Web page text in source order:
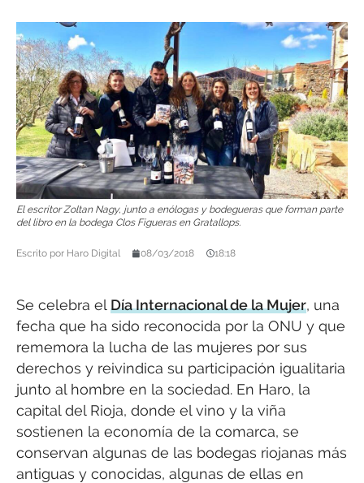
El escritor Zoltan Nagy, junto a enólogas y bodegueras que forman parte
del libro en la bodega Clos Figueras en Gratallops.
Escrito por Haro Digital 08/03/2018 18:18
Se celebra el Día Internacional de la Mujer, una
fecha que ha sido reconocida por la ONU y que
rememora la lucha de las mujeres por sus
derechos y reivindica su participación igualitaria
junto al hombre en la sociedad. En Haro, la
capital del Rioja, donde el vino y la viña
sostienen la economía de la comarca, se
conservan algunas de las bodegas riojanas más
antiguas y conocidas, algunas de ellas en